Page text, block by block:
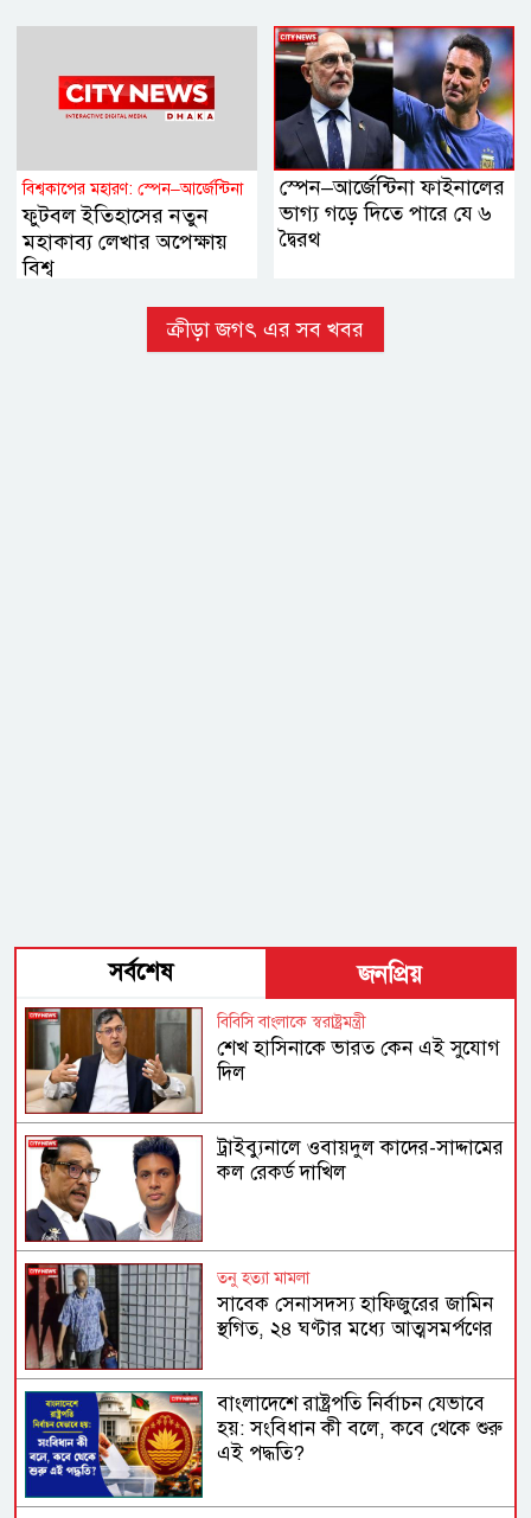
বিশ্বকাপের মহারণ: স্পেন–আর্জেন্টিনা
ফুটবল ইতিহাসের নতুন
মহাকাব্য লেখার অপেক্ষায়
বিশ্ব
স্পেন–আর্জেন্টিনা ফাইনালের
ভাগ্য গড়ে দিতে পারে যে ৬
দ্বৈরথ
ক্রীড়া জগৎ এর সব খবর
সর্বশেষ জনপ্রিয়
বিবিসি বাংলাকে স্বরাষ্ট্রমন্ত্রী
শেখ হাসিনাকে ভারত কেন এই সুযোগ
দিল
ট্রাইব্যুনালে ওবায়দুল কাদের-সাদ্দামের
কল রেকর্ড দাখিল
তনু হত্যা মামলা
সাবেক সেনাসদস্য হাফিজুরের জামিন
স্থগিত, ২৪ ঘণ্টার মধ্যে আত্মসমর্পণের
বাংলাদেশে রাষ্ট্রপতি নির্বাচন যেভাবে
হয়: সংবিধান কী বলে, কবে থেকে শুরু
এই পদ্ধতি?